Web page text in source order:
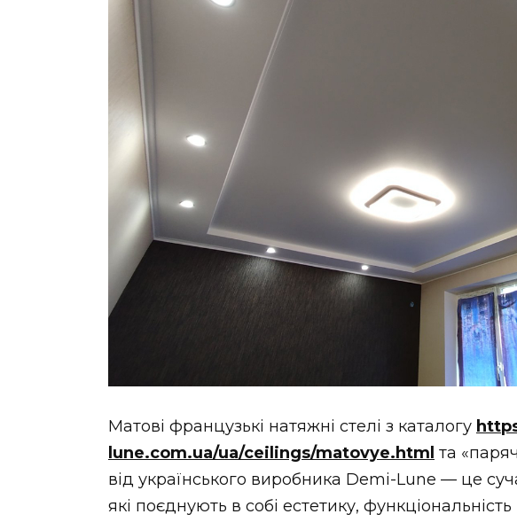
Матові французькі натяжні стелі з каталогу
lune.com.ua/ua/ceilings/matovye.html та
від українського виробника Demi-Lune — це
які поєднують в собі естетику, функціональність